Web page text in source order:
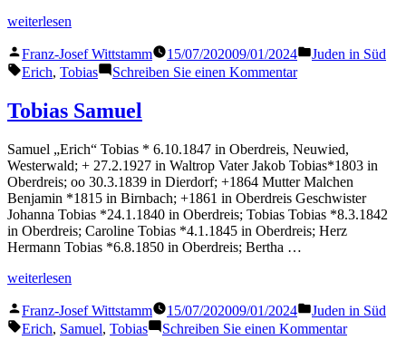
„Tobias
weiterlesen
Veröffentlicht
von
Franz-Josef Wittstamm 15/07/202009/01/2024
Veröffentlicht
Juden in Süd
Schlagwörter:
Erich, Tobias Schreiben Sie einen Kommentarzu
Tobias Samuel
Samuel „Erich“ Tobias * 6.10.1847 in Oberdreis, Neuwied,
Westerwald; + 27.2.1927 in Waltrop Vater Jakob Tobias*1803 in
Oberdreis; oo 30.3.1839 in Dierdorf; +1864 Mutter Malchen
Benjamin *1815 in Birnbach; +1861 in Oberdreis Geschwister
Johanna Tobias *24.1.1840 in Oberdreis; Tobias Tobias *8.3.1842
in Oberdreis; Caroline Tobias *4.1.1845 in Oberdreis; Herz
Hermann Tobias *6.8.1850 in Oberdreis; Bertha …
„Tobias
weiterlesen
Veröffentlicht
von
Franz-Josef Wittstamm 15/07/202009/01/2024
Veröffentlicht
in
Juden in Süd
Schlagwörter:
Erich, Samuel, Tobias Schreiben Sie einen Kommentarzu